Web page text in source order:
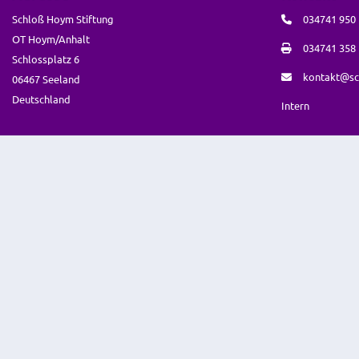
Schloß Hoym Stiftung
OT Hoym/Anhalt
Schlossplatz 6
06467 Seeland
Deutschland
034741 950
034741 358
Intern